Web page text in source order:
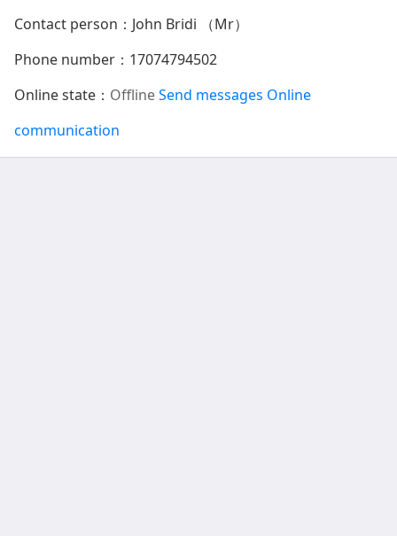
Contact person：John Bridi （Mr）
Phone number： 17074794502
Online state： OfflineSend messages Online
communication